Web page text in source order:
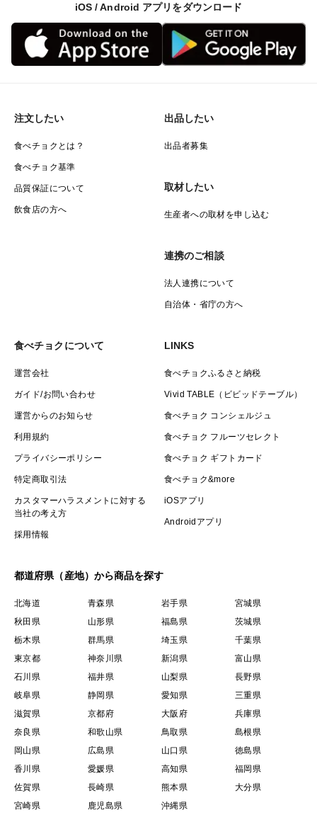
iOS / Android アプリをダウンロード
注文したい
食べチョクとは？
食べチョク基準
品質保証について
飲食店の方へ
出品したい
出品者募集
取材したい
生産者への取材を申し込む
連携のご相談
法人連携について
自治体・省庁の方へ
食べチョクについて
運営会社
ガイド/お問い合わせ
運営からのお知らせ
利用規約
プライバシーポリシー
特定商取引法
カスタマーハラスメントに対する
当社の考え方
採用情報
LINKS
食べチョクふるさと納税
Vivid TABLE（ビビッドテーブル）
食べチョク コンシェルジュ
食べチョク フルーツセレクト
食べチョク ギフトカード
食べチョク&more
iOSアプリ
Androidアプリ
都道府県（産地）から商品を探す
北海道 青森県 岩手県
宮城県
秋田県
山形県 福島県
茨城県
栃木県
群馬県 埼玉県
千葉県
東京都
神奈川県 新潟県
富山県
石川県
福井県 山梨県
長野県
岐阜県
静岡県 愛知県
三重県
滋賀県
京都府 大阪府
兵庫県
奈良県
和歌山県 鳥取県
島根県
岡山県
広島県 山口県
徳島県
香川県
愛媛県 高知県
福岡県
佐賀県
長崎県 熊本県
大分県
宮崎県
鹿児島県 沖縄県